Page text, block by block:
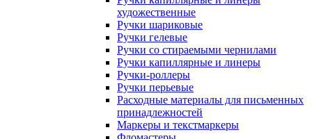
художественные
Ручки шариковые
Ручки гелевые
Ручки со стираемыми чернилами
Ручки капиллярные и линеры
Ручки-роллеры
Ручки перьевые
Расходные материалы для письменных
принадлежностей
Маркеры и текстмаркеры